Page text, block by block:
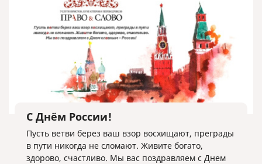
С Днём России!
Пусть ветви берез ваш взор восхищают, преграды
в пути никогда не сломают. Живите богато,
здорово, счастливо. Мы вас поздравляем с Днем